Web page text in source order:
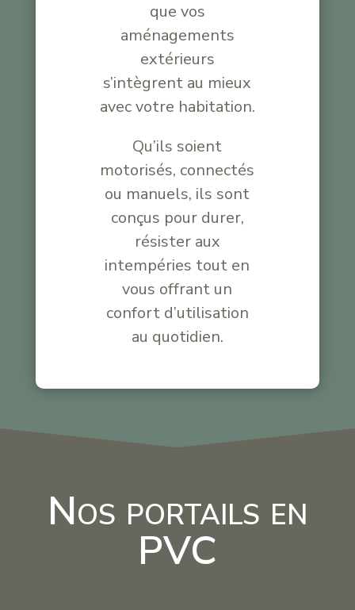
que vos
aménagements
extérieurs
s’intègrent au mieux
avec votre habitation.
Qu’ils soient
motorisés, connectés
ou manuels, ils sont
conçus pour durer,
résister aux
intempéries tout en
vous offrant un
confort d’utilisation
au quotidien.
Nos portails en
PVC